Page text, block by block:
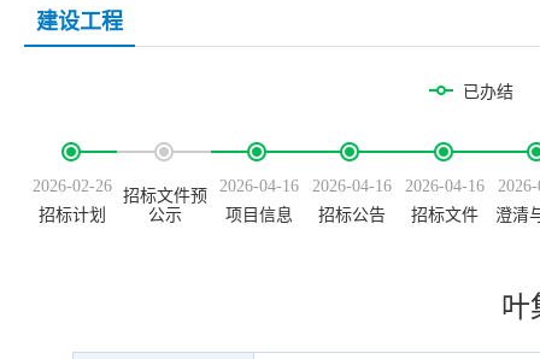
建设工程
已办结
2026-02-26
招标计划
招标文件预
公示
2026-04-16
项目信息
2026-04-16
招标公告
2026-04-16
招标文件
澄清
叶